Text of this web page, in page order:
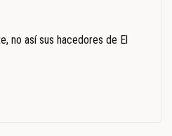
no así sus hacedores de El